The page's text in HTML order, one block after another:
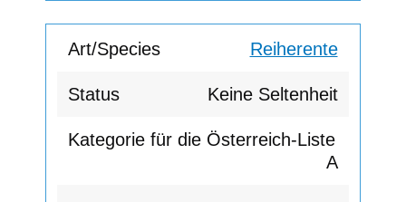
Reiherente
Keine Seltenheit
A